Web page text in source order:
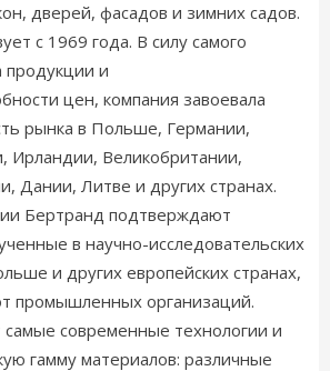
дверей, фасадов и зимних садов.
с 1969 года. В силу самого
продукции и
цен, компания завоевала
рынка в Польше, Германии,
Ирландии, Великобритании,
Дании, Литве и других странах.
Бертранд подтверждают
в научно-исследовательских
и других европейских странах,
промышленных организаций.
современные технологии и
гамму материалов: различные